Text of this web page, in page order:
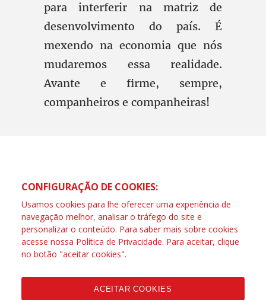
para interferir na matriz de
desenvolvimento do país. É
mexendo na economia que nós
mudaremos essa realidade.
Avante e firme, sempre,
companheiros e companheiras!
CONFIGURAÇÃO DE COOKIES:
Usamos cookies para lhe oferecer uma experiência de
navegação melhor, analisar o tráfego do site e
personalizar o conteúdo. Para saber mais sobre cookies
acesse nossa Política de Privacidade. Para aceitar, clique
no botão "aceitar cookies".
ACEITAR COOKIES